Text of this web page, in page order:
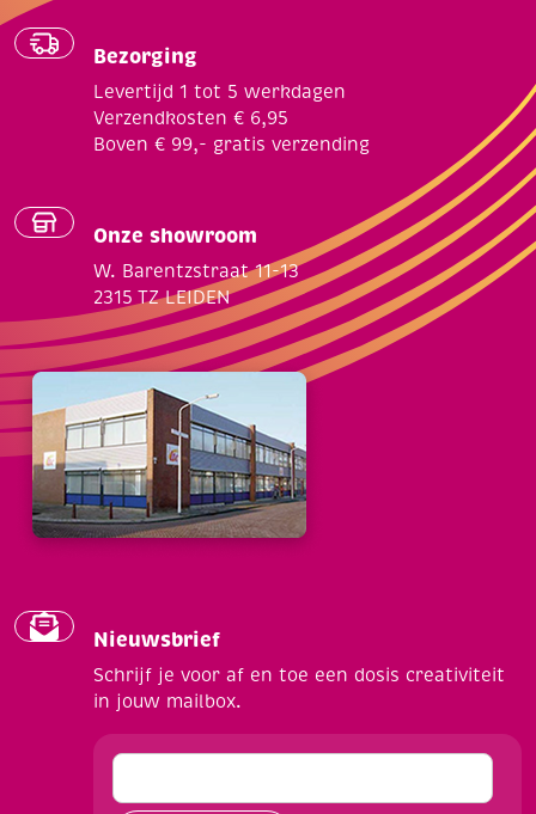
Bezorging
Levertijd 1 tot 5 werkdagen
Verzendkosten € 6,95
Boven € 99,- gratis verzending
Onze showroom
W. Barentzstraat 11-13
2315 TZ LEIDEN
Nieuwsbrief
Schrijf je voor af en toe een dosis creativiteit
in jouw mailbox.